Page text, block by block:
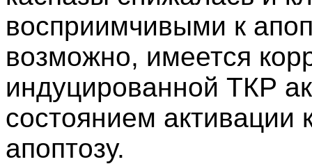
восприимчивыми к
возможно, имеется
индуцированной ТКР
состоянием активации
апоптозу.